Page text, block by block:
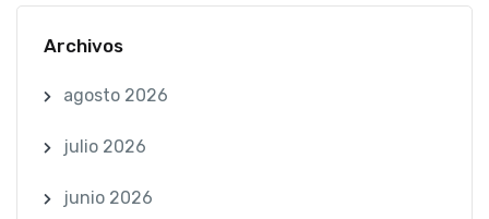
Archivos
agosto 2026
julio 2026
junio 2026